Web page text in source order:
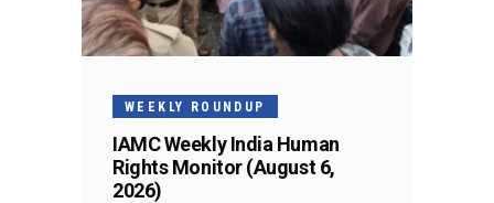
WEEKLY ROUNDUP
IAMC Weekly India Human
Rights Monitor (August 6,
2026)